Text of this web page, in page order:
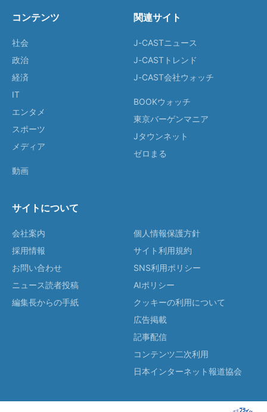
コンテンツ
社会
政治
経済
IT
エンタメ
スポーツ
メディア
動画
関連サイト
J-CASTニュース
J-CASTトレンド
J-CAST会社ウォッチ
BOOKウォッチ
東京バーゲンマニア
Jタウンネット
ゼロまる
サイトについて
会社案内
採用情報
お問い合わせ
ニュース読者投稿
編集長からの手紙
個人情報保護方針
サイト利用規約
SNS利用ポリシー
AIポリシー
クッキーの利用について
広告掲載
記事配信
コンテンツ二次利用
日本インターネット報道協会